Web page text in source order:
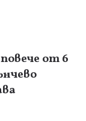
от 6